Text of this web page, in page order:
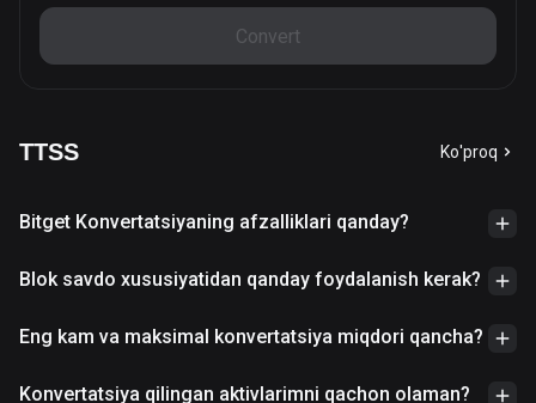
Convert
TTSS Ko'proq
Bitget Konvertatsiyaning afzalliklari qanday?
Blok savdo xususiyatidan qanday foydalanish kerak?
Eng kam va maksimal konvertatsiya miqdori qancha?
Konvertatsiya qilingan aktivlarimni qachon olaman?